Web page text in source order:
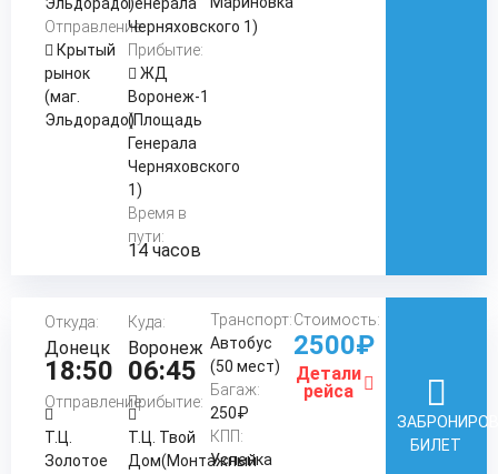
Отправление:
Крытый
рынок
(маг.
Эльдорадо)
Черняховского 1)
Прибытие:
ЖД
Воронеж-1
(Площадь
Генерала
Черняховского
1)
Время в
пути:
14 часов
Откуда:
Донецк
18:50
Отправление:
Т.Ц.
Золотое
Куда:
Воронеж
06:45
Прибытие:
Т.Ц. Твой
Дом(Монтажный
Транспорт:
Автобус
(50 мест)
Багаж:
250₽
КПП:
Успенка
Стоимость:
2500₽
Детали
рейса
БИЛЕТ